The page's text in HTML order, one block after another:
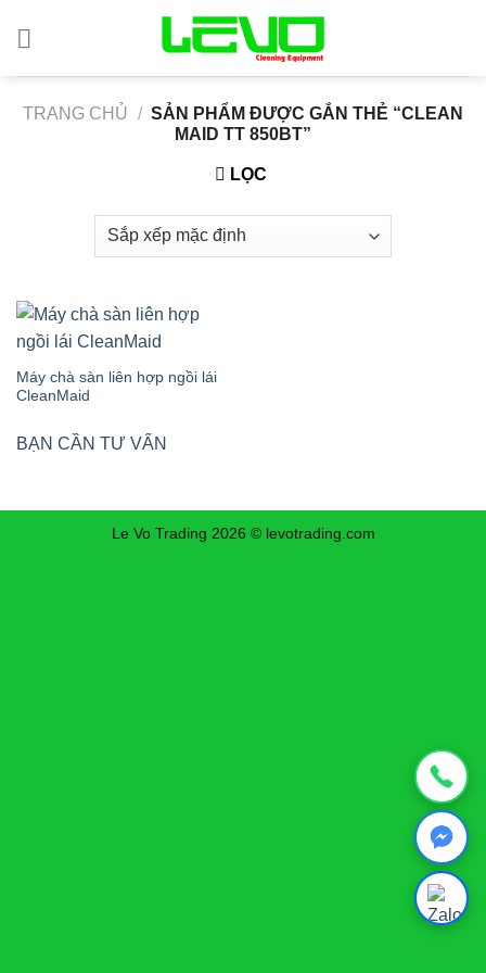
TRANG CHỦ / SẢN PHẨM ĐƯỢC GẮN THẺ “CLEAN
MAID TT 850BT”
LỌC
Máy chà sàn liên hợp ngồi lái
CleanMaid
BẠN CẦN TƯ VẤN
Le Vo Trading 2026 © levotrading.com